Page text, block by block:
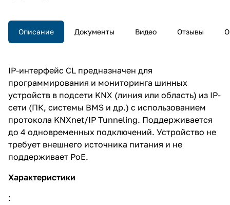
Описание Документы Видео Отзывы
IP-интерфейс CL предназначен для
программирования и мониторинга шинных
устройств в подсети KNX (линия или область) из IP-
сети (ПК, системы BMS и др.) с использованием
протокола KNXnet/IP Tunneling. Поддерживается
до 4 одновременных подключений. Устройство не
требует внешнего источника питания и не
поддерживает PoE.
Характеристики
: